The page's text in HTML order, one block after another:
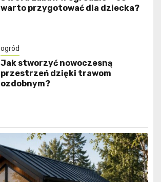
warto przygotować dla dziecka?
ogród
Jak stworzyć nowoczesną
przestrzeń dzięki trawom
ozdobnym?